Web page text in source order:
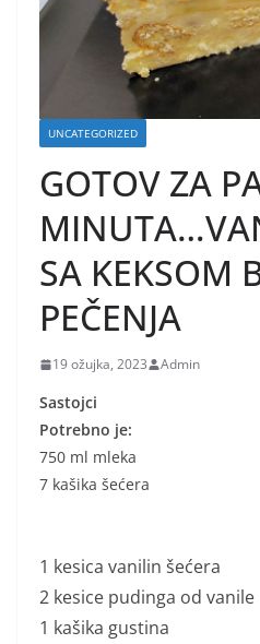
UNCATEGORIZED
GOTOV ZA
SA KEKSOM
PEČENJA
19 ožujka, 2023 Admin
Sastojci
Potrebno je:
750 ml mleka
7 kašika šećera
1 kesica vanilin šećera
2 kesice pudinga od vanile
1 kašika gustina